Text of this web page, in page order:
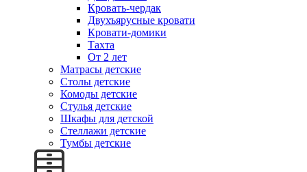
Кровать-чердак
Двухъярусные кровати
Кровати-домики
Тахта
От 2 лет
Матрасы детские
Столы детские
Комоды детские
Стулья детские
Шкафы для детской
Стеллажи детские
Тумбы детские